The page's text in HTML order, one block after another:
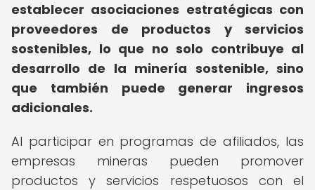
establecer asociaciones estratégicas con
proveedores de productos y servicios
sostenibles, lo que no solo contribuye al
desarrollo de la minería sostenible, sino
que también puede generar ingresos
adicionales.
Al participar en programas de afiliados, las
empresas mineras pueden promover
productos y servicios respetuosos con el